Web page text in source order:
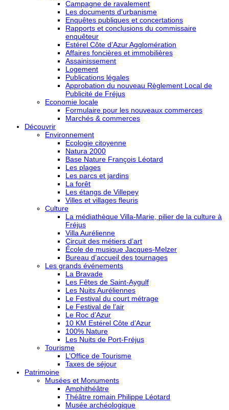
Campagne de ravalement
Les documents d’urbanisme
Enquêtes publiques et concertations
Rapports et conclusions du commissaire
enquêteur
Estérel Côte d’Azur Agglomération
Affaires foncières et immobilières
Assainissement
Logement
Publications légales
Approbation du nouveau Règlement Local de
Publicité de Fréjus
Economie locale
Formulaire pour les nouveaux commerces
Marchés & commerces
Découvrir
Environnement
Ecologie citoyenne
Natura 2000
Base Nature François Léotard
Les plages
Les parcs et jardins
La forêt
Les étangs de Villepey
Villes et villages fleuris
Culture
La médiathèque Villa-Marie, pilier de la culture à
Fréjus
Villa Aurélienne
Circuit des métiers d’art
École de musique Jacques-Melzer
Bureau d’accueil des tournages
Les grands événements
La Bravade
Les Fêtes de Saint-Aygulf
Les Nuits Auréliennes
Le Festival du court métrage
Le Festival de l’air
Le Roc d’Azur
10 KM Estérel Côte d’Azur
100% Nature
Les Nuits de Port-Fréjus
Tourisme
L’Office de Tourisme
Taxes de séjour
Patrimoine
Musées et Monuments
Amphithéâtre
Théâtre romain Philippe Léotard
Musée archéologique